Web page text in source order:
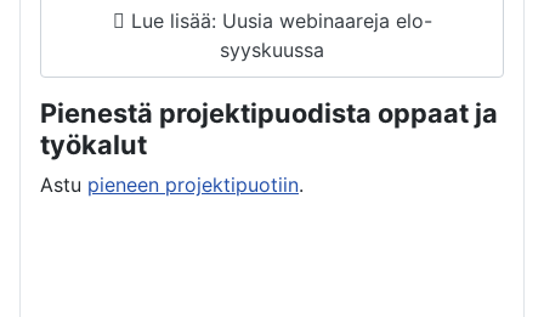
Lue lisää: Uusia webinaareja elo-
syyskuussa
Pienestä projektipuodista oppaat ja
työkalut
Astu pieneen projektipuotiin.